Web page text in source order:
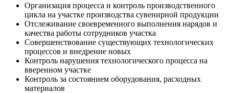
Организация процесса и контроль производственного
цикла на участке производства сувенирной продукции
Отслеживание своевременного выполнения нарядов и
качества работы сотрудников участка
Совершенствование существующих технологических
процессов и внедрение новых
Контроль нарушения технологического процесса на
вверенном участке
Контроль за состоянием оборудования, расходных
материалов